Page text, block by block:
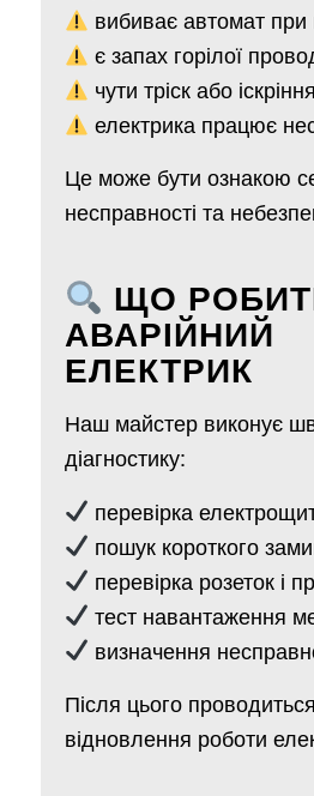
вибиває автомат при
є запах горілої
чути тріск або іскріння
електрика працює
Це може бути ознакою
несправності та
ЩО
АВАРІЙНИЙ
ЕЛЕКТРИК
Наш майстер виконує
діагностику:
перевірка
пошук короткого
перевірка розеток і
тест навантаження
визначення
Після цього
відновлення роботи